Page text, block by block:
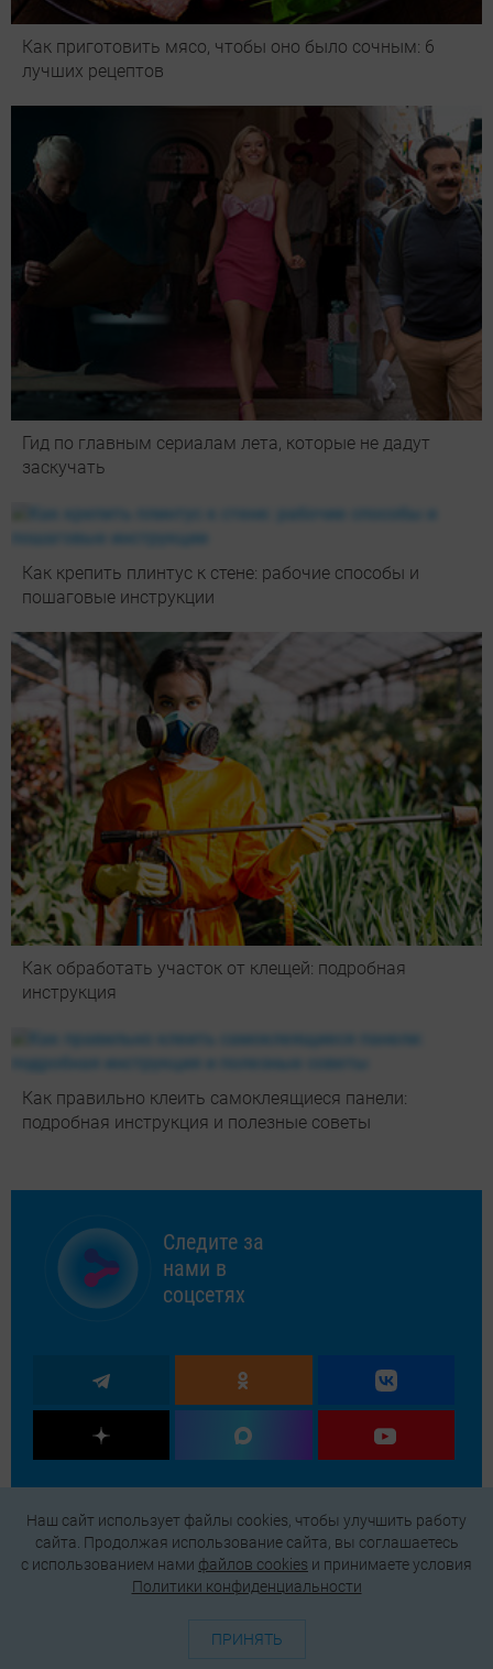
Как приготовить мясо, чтобы оно было сочным: 6
лучших рецептов
Гид по главным сериалам лета, которые не дадут
заскучать
Как крепить плинтус к стене: рабочие способы и
пошаговые инструкции
Как обработать участок от клещей: подробная
инструкция
Как правильно клеить самоклеящиеся панели:
подробная инструкция и полезные советы
Следите за
нами в
соцсетях
Наш сайт использует файлы cookies, чтобы улучшить работу
сайта. Продолжая использование сайта, вы соглашаетесь
c использованием нами файлов cookies и принимаете условия
Политики конфиденциальности
ПРИНЯТЬ